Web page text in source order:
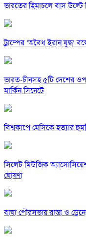
ভারতের হিমাচলে বাস
ট্রাম্পের ‘অবৈধ ইরান যুদ্ধ’
ভারত-চীনসহ ৫টি দেশের
মার্কিন সিনেটে
বিশ্বকাপে মেসিকে হত্যার
সিলেট মিউজিক
ঘোষণা
বাঘা পৌরসভায় রাস্তা ও